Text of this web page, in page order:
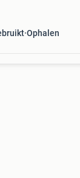
Ophalen